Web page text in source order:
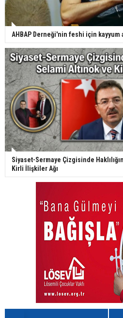
AHBAP Derneği'nin feshi için kayyum
Siyaset-Sermaye Çizgisinde
Kirli İlişkiler Ağı